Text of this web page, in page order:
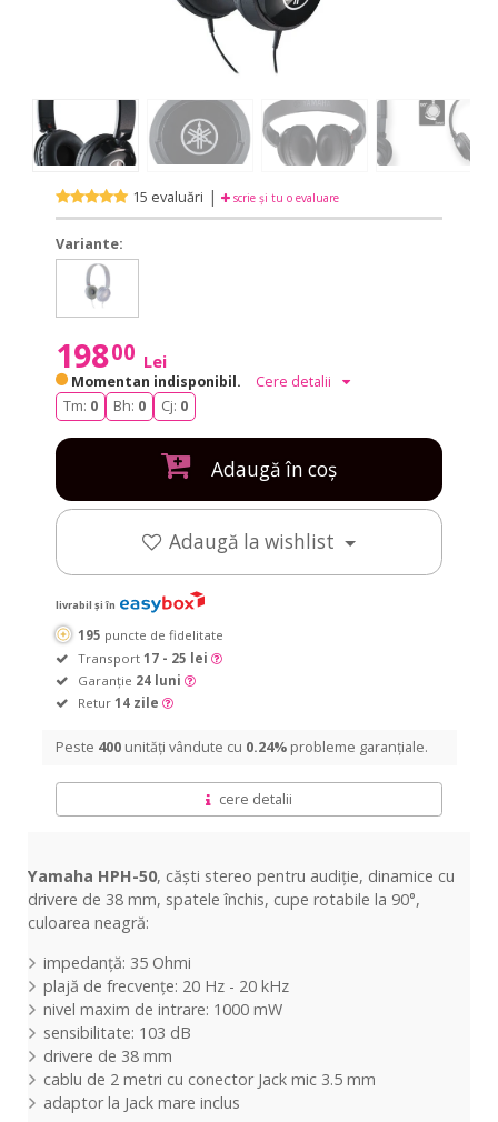
15 evaluări | scrie și tu o evaluare
Variante:
HPH-
White
HPH-
White
19800 Lei
Momentan indisponibil.
Cere detalii
Tm: 0 Bh: 0 Cj: 0
Adaugă în coș
Adaugă la wishlist
livrabil și în
195 puncte de fidelitate
Transport 17 - 25 lei
Garanție 24 luni
Retur 14 zile
Peste 400 unități vândute cu 0.24% probleme garanțiale.
cere detalii
Yamaha HPH-50, căști stereo pentru audiție, dinamice cu
drivere de 38 mm, spatele închis, cupe rotabile la 90°,
culoarea neagră:
impedanță: 35 Ohmi
plajă de frecvențe: 20 Hz - 20 kHz
nivel maxim de intrare: 1000 mW
sensibilitate: 103 dB
drivere de 38 mm
cablu de 2 metri cu conector Jack mic 3.5 mm
adaptor la Jack mare inclus